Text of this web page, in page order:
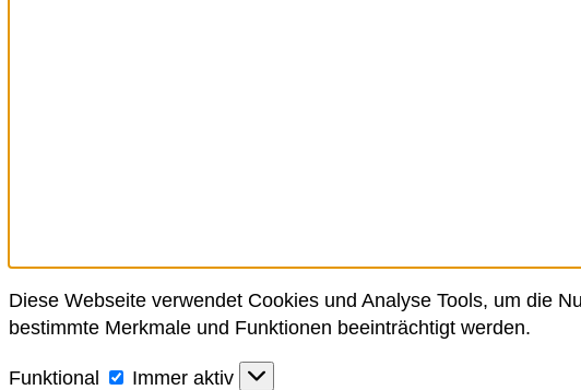
Diese Webseite verwendet Cookies und Analyse Tools, um die
bestimmte Merkmale und Funktionen beeinträchtigt werden.
Funktional Funktional
Immer aktiv